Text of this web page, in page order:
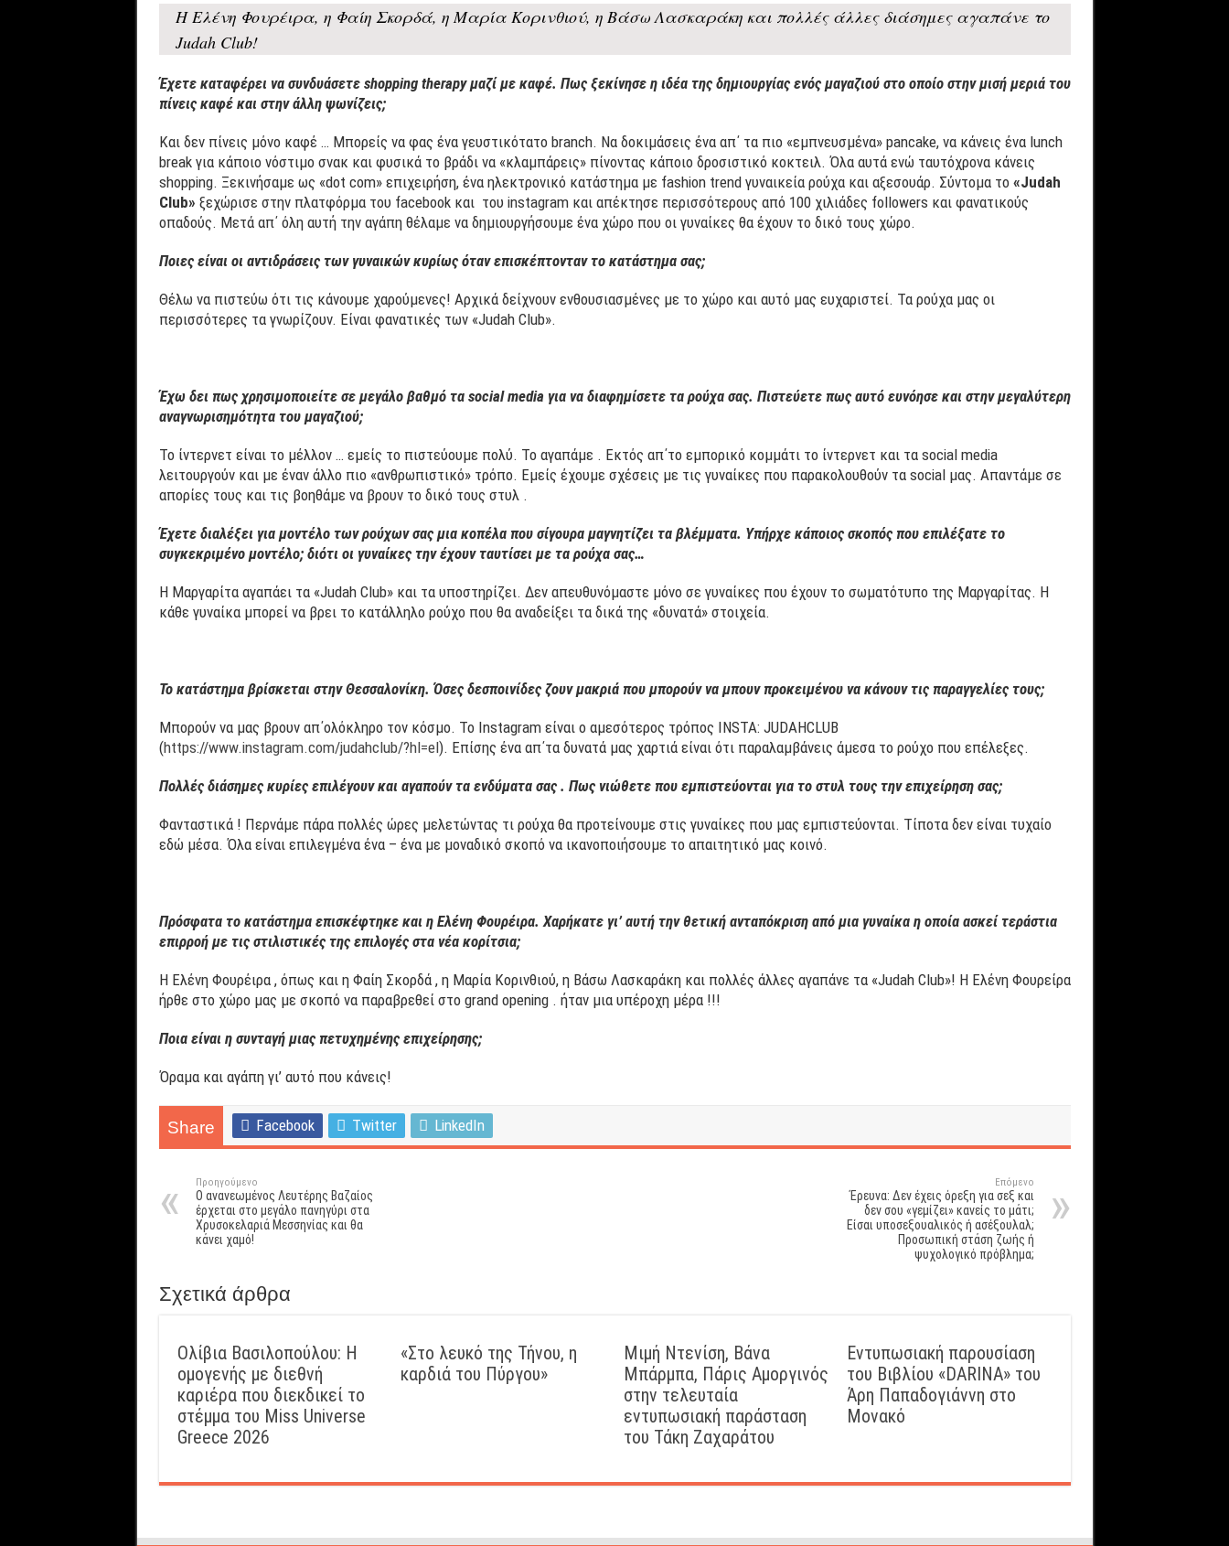
Η Ελένη Φουρέιρα, η Φαίη Σκορδά, η Μαρία Κορινθιού, η Βάσω Λασκαράκη και πολλές άλλες διάσημες αγαπάνε το
Judah Club!
Έχετε καταφέρει να συνδυάσετε shopping therapy μαζί με καφέ. Πως ξεκίνησε η ιδέα της δημιουργίας ενός μαγαζιού στο οποίο στην μισή μεριά του
πίνεις καφέ και στην άλλη ψωνίζεις;
Και δεν πίνεις μόνο καφέ … Μπορείς να φας ένα γευστικότατο branch. Να δοκιμάσεις ένα απ΄ τα πιο «εμπνευσμένα» pancake, να κάνεις ένα lunch
break για κάποιο νόστιμο σνακ και φυσικά το βράδι να «κλαμπάρεις» πίνοντας κάποιο δροσιστικό κοκτειλ. Όλα αυτά ενώ ταυτόχρονα κάνεις
shopping. Ξεκινήσαμε ως «dot com» επιχειρήση, ένα ηλεκτρονικό κατάστημα με fashion trend γυναικεία ρούχα και αξεσουάρ. Σύντομα το «Judah
Club» ξεχώρισε στην πλατφόρμα του facebook και του instagram και απέκτησε περισσότερους από 100 χιλιάδες followers και φανατικούς
οπαδούς. Μετά απ΄ όλη αυτή την αγάπη θέλαμε να δημιουργήσουμε ένα χώρο που οι γυναίκες θα έχουν το δικό τους χώρο.
Ποιες είναι οι αντιδράσεις των γυναικών κυρίως όταν επισκέπτονταν το κατάστημα σας;
Θέλω να πιστεύω ότι τις κάνουμε χαρούμενες! Αρχικά δείχνουν ενθουσιασμένες με το χώρο και αυτό μας ευχαριστεί. Τα ρούχα μας οι
περισσότερες τα γνωρίζουν. Είναι φανατικές των «Judah Club».
Έχω δει πως χρησιμοποιείτε σε μεγάλο βαθμό τα social media για να διαφημίσετε τα ρούχα σας. Πιστεύετε πως αυτό ευνόησε και στην μεγαλύτερη
αναγνωρισημότητα του μαγαζιού;
Το ίντερνετ είναι το μέλλον … εμείς το πιστεύουμε πολύ. Το αγαπάμε . Εκτός απ΄το εμπορικό κομμάτι το ίντερνετ και τα social media
λειτουργούν και με έναν άλλο πιο «ανθρωπιστικό» τρόπο. Εμείς έχουμε σχέσεις με τις γυναίκες που παρακολουθούν τα social μας. Απαντάμε σε
απορίες τους και τις βοηθάμε να βρουν το δικό τους στυλ .
Έχετε διαλέξει για μοντέλο των ρούχων σας μια κοπέλα που σίγουρα μαγνητίζει τα βλέμματα. Υπήρχε κάποιος σκοπός που επιλέξατε το
συγκεκριμένο μοντέλο; διότι οι γυναίκες την έχουν ταυτίσει με τα ρούχα σας…
Η Μαργαρίτα αγαπάει τα «Judah Club» και τα υποστηρίζει. Δεν απευθυνόμαστε μόνο σε γυναίκες που έχουν το σωματότυπο της Μαργαρίτας. Η
κάθε γυναίκα μπορεί να βρει το κατάλληλο ρούχο που θα αναδείξει τα δικά της «δυνατά» στοιχεία.
Το κατάστημα βρίσκεται στην Θεσσαλονίκη. Όσες δεσποινίδες ζουν μακριά που μπορούν να μπουν προκειμένου να κάνουν τις παραγγελίες τους;
Μπορούν να μας βρουν απ΄ολόκληρο τον κόσμο. Το Instagram είναι ο αμεσότερος τρόπος INSTA: JUDAHCLUB
(https://www.instagram.com/judahclub/?hl=el). Επίσης ένα απ΄τα δυνατά μας χαρτιά είναι ότι παραλαμβάνεις άμεσα το ρούχο που επέλεξες.
Πολλές διάσημες κυρίες επιλέγουν και αγαπούν τα ενδύματα σας . Πως νιώθετε που εμπιστεύονται για το στυλ τους την επιχείρηση σας;
Φανταστικά ! Περνάμε πάρα πολλές ώρες μελετώντας τι ρούχα θα προτείνουμε στις γυναίκες που μας εμπιστεύονται. Τίποτα δεν είναι τυχαίο
εδώ μέσα. Όλα είναι επιλεγμένα ένα – ένα με μοναδικό σκοπό να ικανοποιήσουμε το απαιτητικό μας κοινό.
Πρόσφατα το κατάστημα επισκέφτηκε και η Ελένη Φουρέιρα. Χαρήκατε γι’ αυτή την θετική ανταπόκριση από μια γυναίκα η οποία ασκεί τεράστια
επιρροή με τις στιλιστικές της επιλογές στα νέα κορίτσια;
Η Ελένη Φουρέιρα , όπως και η Φαίη Σκορδά , η Μαρία Κορινθιού, η Βάσω Λασκαράκη και πολλές άλλες αγαπάνε τα «Judah Club»! Η Ελένη Φουρείρα
ήρθε στο χώρο μας με σκοπό να παραβρεθεί στο grand opening . ήταν μια υπέροχη μέρα !!!
Ποια είναι η συνταγή μιας πετυχημένης επιχείρησης;
Όραμα και αγάπη γι’ αυτό που κάνεις!
Share Facebook Twitter LinkedIn
Προηγούμενο
Ο ανανεωμένος Λευτέρης Βαζαίος
έρχεται στο μεγάλο πανηγύρι στα
Χρυσοκελαριά Μεσσηνίας και θα
κάνει χαμό!
Επόμενο
Έρευνα: Δεν έχεις όρεξη για σεξ και
δεν σου «γεμίζει» κανείς το μάτι;
Είσαι υποσεξουαλικός ή ασέξουλαλ;
Προσωπική στάση ζωής ή
ψυχολογικό πρόβλημα;
Σχετικά άρθρα
Ολίβια Βασιλοπούλου: Η
ομογενής με διεθνή
καριέρα που διεκδικεί το
στέμμα του Miss Universe
Greece 2026
«Στο λευκό της Τήνου, η
καρδιά του Πύργου»
Μιμή Ντενίση, Βάνα
Μπάρμπα, Πάρις Αμοργινός
στην τελευταία
εντυπωσιακή παράσταση
του Τάκη Ζαχαράτου
Εντυπωσιακή παρουσίαση
του Βιβλίου «DARINA» του
Άρη Παπαδογιάννη στο
Μονακό